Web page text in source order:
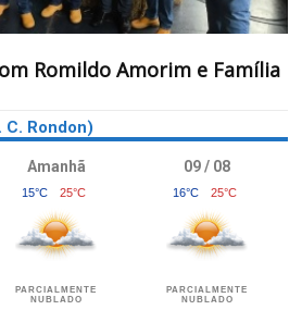
Romildo Amorim e Família
C. Rondon)
Amanhã
15°C 25°C
PARCIALMENTE
NUBLADO
09 / 08
16°C 25°C
PARCIALMENTE
NUBLADO